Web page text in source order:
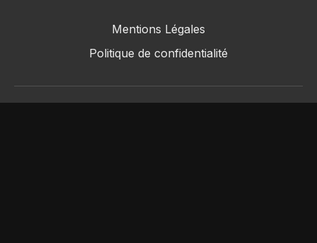
Mentions Légales
Politique de confidentialité